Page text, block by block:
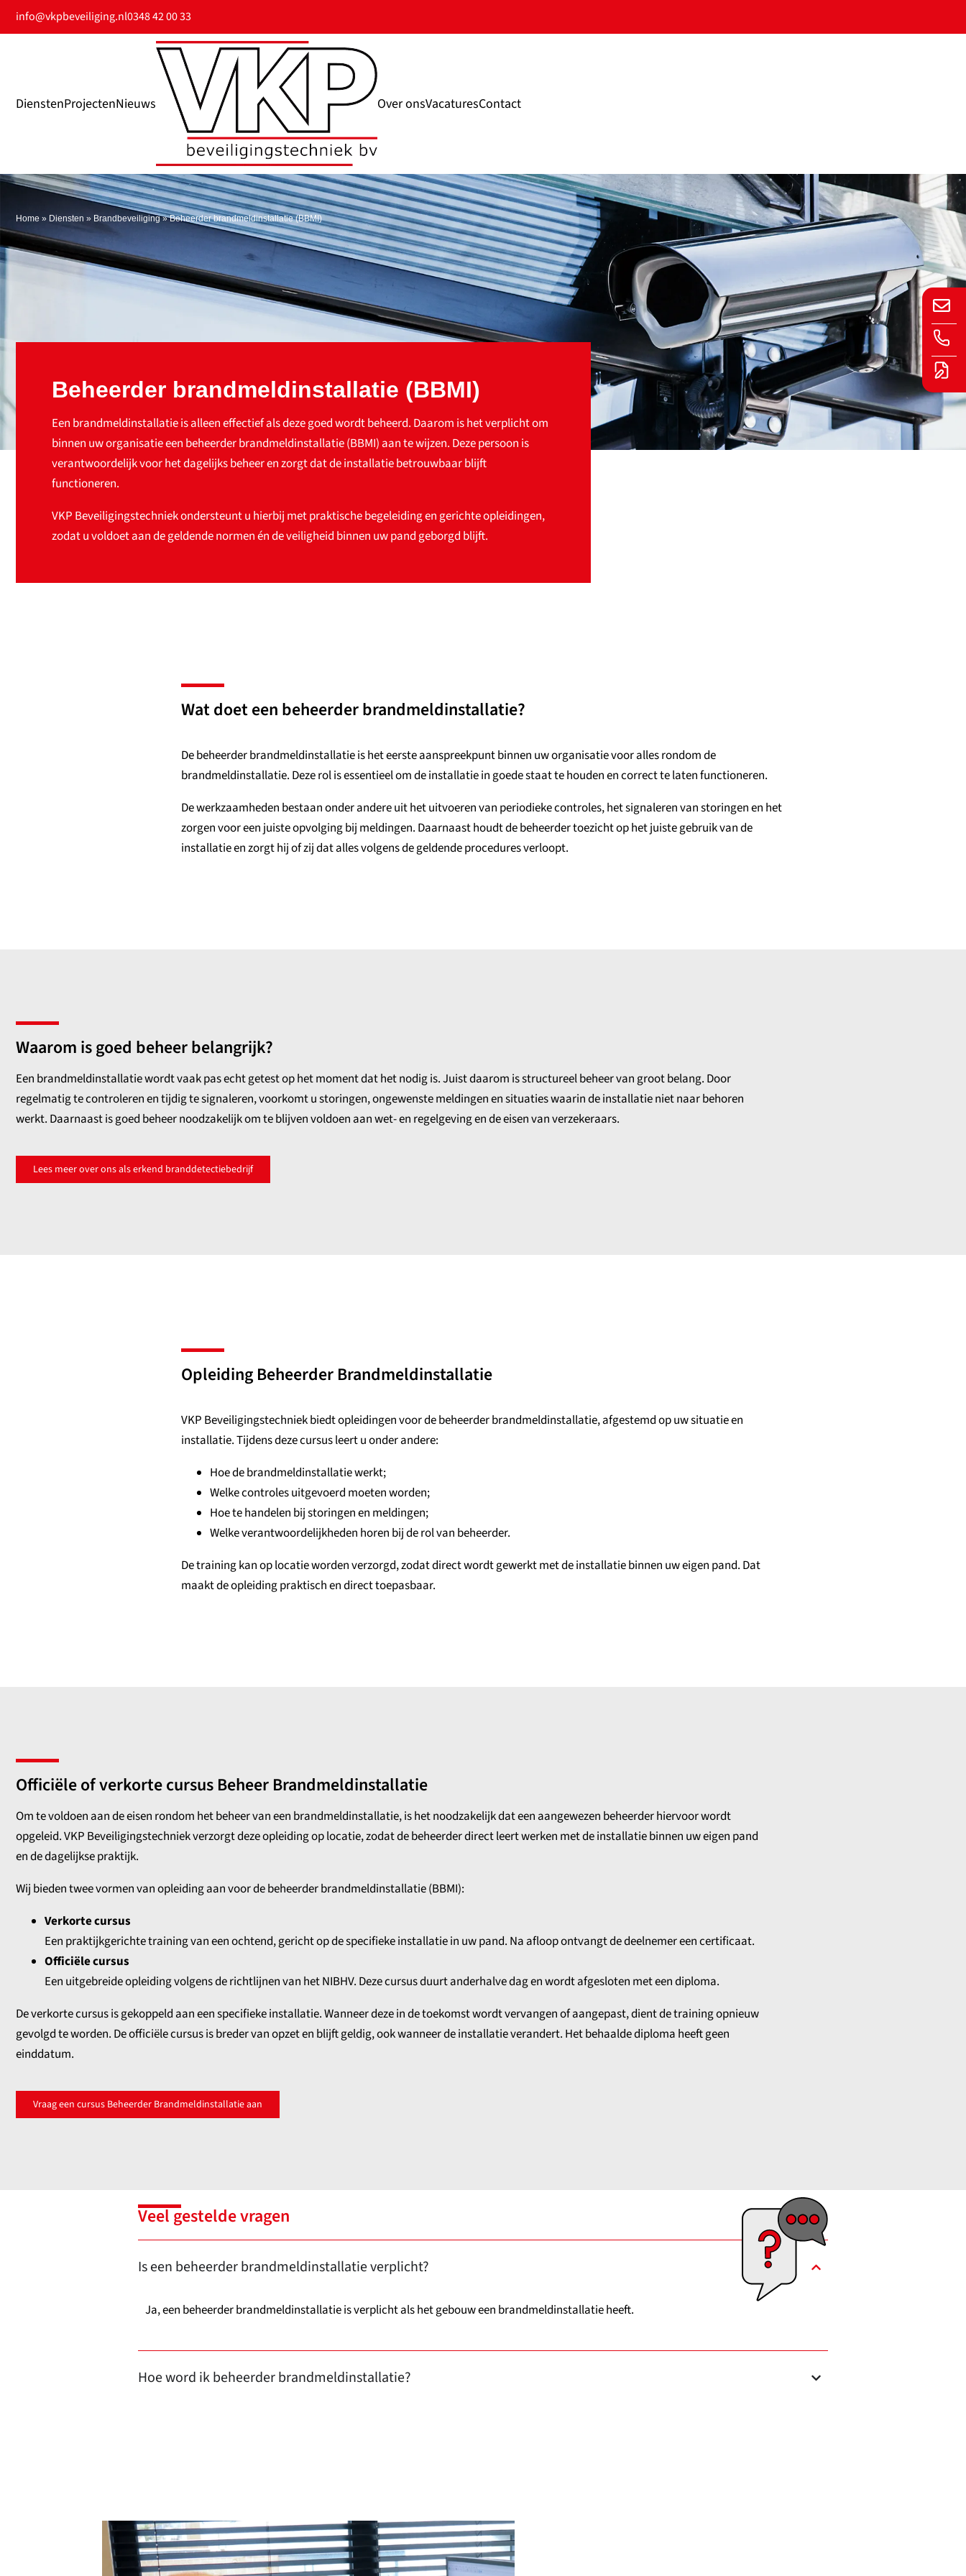
info@vkpbeveiliging.nl0348 42 00 33
DienstenProjectenNieuws Over onsVacaturesContact
Home » Diensten » Brandbeveiliging»Beheerder brandmeldinstallatie (BBMI)
Beheerder brandmeldinstallatie (BBMI)
Een brandmeldinstallatie is alleen effectief als deze goed wordt beheerd. Daarom is het verplicht om
binnen uw organisatie een beheerder brandmeldinstallatie (BBMI) aan te wijzen. Deze persoon is
verantwoordelijk voor het dagelijks beheer en zorgt dat de installatie betrouwbaar blijft
functioneren.
VKP Beveiligingstechniek ondersteunt u hierbij met praktische begeleiding en gerichte opleidingen,
zodat u voldoet aan de geldende normen én de veiligheid binnen uw pand geborgd blijft.
Wat doet een beheerder brandmeldinstallatie?
De beheerder brandmeldinstallatie is het eerste aanspreekpunt binnen uw organisatie voor alles rondom de
brandmeldinstallatie. Deze rol is essentieel om de installatie in goede staat te houden en correct te laten functioneren.
De werkzaamheden bestaan onder andere uit het uitvoeren van periodieke controles, het signaleren van storingen en het
zorgen voor een juiste opvolging bij meldingen. Daarnaast houdt de beheerder toezicht op het juiste gebruik van de
installatie en zorgt hij of zij dat alles volgens de geldende procedures verloopt.
Waarom is goed beheer belangrijk?
Een brandmeldinstallatie wordt vaak pas echt getest op het moment dat het nodig is. Juist daarom is structureel beheer van groot belang. Door
regelmatig te controleren en tijdig te signaleren, voorkomt u storingen, ongewenste meldingen en situaties waarin de installatie niet naar behoren
werkt. Daarnaast is goed beheer noodzakelijk om te blijven voldoen aan wet- en regelgeving en de eisen van verzekeraars.
Lees meer over ons als erkend branddetectiebedrijf
Opleiding Beheerder Brandmeldinstallatie
VKP Beveiligingstechniek biedt opleidingen voor de beheerder brandmeldinstallatie, afgestemd op uw situatie en
installatie. Tijdens deze cursus leert u onder andere:
Hoe de brandmeldinstallatie werkt;
Welke controles uitgevoerd moeten worden;
Hoe te handelen bij storingen en meldingen;
Welke verantwoordelijkheden horen bij de rol van beheerder.
De training kan op locatie worden verzorgd, zodat direct wordt gewerkt met de installatie binnen uw eigen pand. Dat
maakt de opleiding praktisch en direct toepasbaar.
Officiële of verkorte cursus Beheer Brandmeldinstallatie
Om te voldoen aan de eisen rondom het beheer van een brandmeldinstallatie, is het noodzakelijk dat een aangewezen beheerder hiervoor wordt
opgeleid. VKP Beveiligingstechniek verzorgt deze opleiding op locatie, zodat de beheerder direct leert werken met de installatie binnen uw eigen pand
en de dagelijkse praktijk.
Wij bieden twee vormen van opleiding aan voor de beheerder brandmeldinstallatie (BBMI):
Verkorte cursus
Een praktijkgerichte training van een ochtend, gericht op de specifieke installatie in uw pand. Na afloop ontvangt de deelnemer een certificaat.
Officiële cursus
Een uitgebreide opleiding volgens de richtlijnen van het NIBHV. Deze cursus duurt anderhalve dag en wordt afgesloten met een diploma.
De verkorte cursus is gekoppeld aan een specifieke installatie. Wanneer deze in de toekomst wordt vervangen of aangepast, dient de training opnieuw
gevolgd te worden. De officiële cursus is breder van opzet en blijft geldig, ook wanneer de installatie verandert. Het behaalde diploma heeft geen
einddatum.
Vraag een cursus Beheerder Brandmeldinstallatie aan
Veel gestelde vragen
Is een beheerder brandmeldinstallatie verplicht?
Ja, een beheerder brandmeldinstallatie is verplicht als het gebouw een brandmeldinstallatie heeft.
Hoe word ik beheerder brandmeldinstallatie?